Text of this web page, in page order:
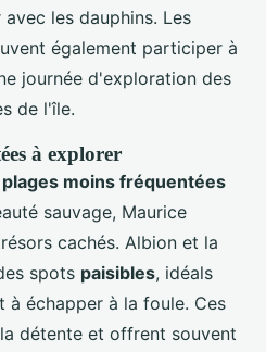
les dauphins. Les
également participer à
journée d'exploration des
de l'île.
à explorer
plages moins fréquentées
sauvage, Maurice
cachés. Albion et la
spots paisibles, idéals
à échapper à la foule. Ces
détente et offrent souvent